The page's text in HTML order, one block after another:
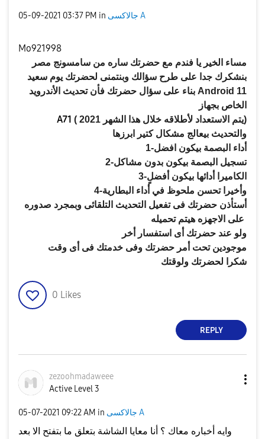
‎05-09-2021 03:37 PM in جالاكسى A
Mo921998
مساء الخير يا فندم مع حضرتك ساره من سامسونج مصر
بنشكرك جدا على طرح سؤالك وبنتمنى لحضرتك يوم سعيد
Android 11
الخاص بجهاز
A71 ( يتم الاستعداد لأطلاقه خلال هذا الشهر
2021)
والتحديث بيعالج مشكال كتير ابرزها
1-أداء البصمة بيكون افضل
2-تسجيل البصمة بيكون بدون مشاكل
3-الكاميرا أدائها بيكون أفضلٍ
4-وأخيرا تحسن ملحوظ في أداء البطارية
أستأذن حضرتك فى تفعيل التحديث التلقائى وبمجرد صدوره
ولو عند حضرتك أى استفسار أخر
موجودين تحت أمر حضرتك وفى خدمتك فى أى وقت
شكرا لحضرتك ولوقتك
0 Likes
REPLY
zezoohmadaweee
Active Level 3
‎05-07-2021 09:22 AM in جالاكسى A
وايه أخباره معاك ؟ أنا معايا الشاشة بتعلق ما بتفتح الا بعد